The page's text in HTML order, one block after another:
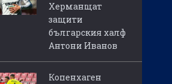
Херманщат
защити
българския халф
Антони Иванов
Копенхаген